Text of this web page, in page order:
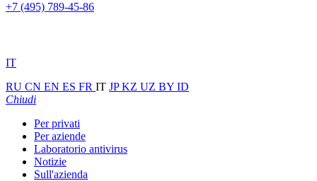
+7 (495) 789-45-86
IT
RU CN EN ES FR IT JPKZ UZ BY ID
Chiudi
Per privati
Per aziende
Laboratorio antivirus
Notizie
Sull'azienda